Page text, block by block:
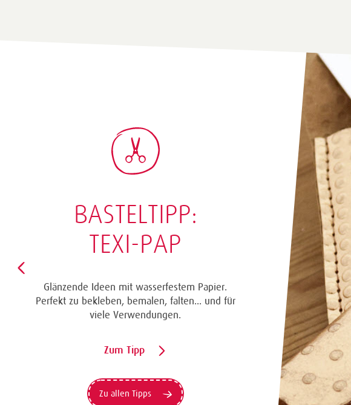
BASTELTIPP:
TEXI-PAP
Glänzende Ideen mit wasserfestem Papier.
Perfekt zu bekleben, bemalen, falten... und für
viele Verwendungen.
Zum Tipp
Zu allen Tipps